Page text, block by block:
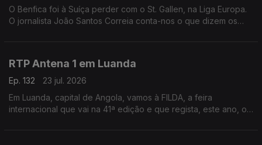
O Benfica foi à Suíça perder com o St. Gallen, na Liga Europa.
O jornalista João Santos Correia conta-nos o que dizem os
RTP Antena 1 em Luanda
Ep. 132
23 jul. 2026
Em Luanda, capital de Angola, vamos à FILDA, a feira
internacional que vai na 41ª edição e que regista, este ano, o